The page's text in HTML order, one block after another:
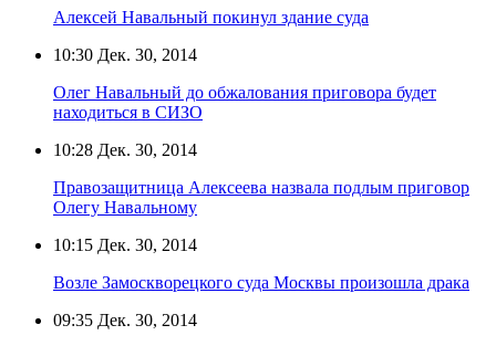
Алексей Навальный покинул здание суда
10:30 Дек. 30, 2014
Олег Навальный до обжалования приговора будет
находиться в СИЗО
10:28 Дек. 30, 2014
Правозащитница Алексеева назвала подлым приговор
Олегу Навальному
10:15 Дек. 30, 2014
Возле Замоскворецкого суда Москвы произошла драка
09:35 Дек. 30, 2014